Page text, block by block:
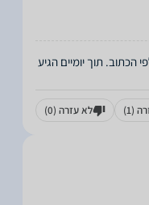
הכתוב. תוך יומיים הגיע
(1) לא עזרה (0)